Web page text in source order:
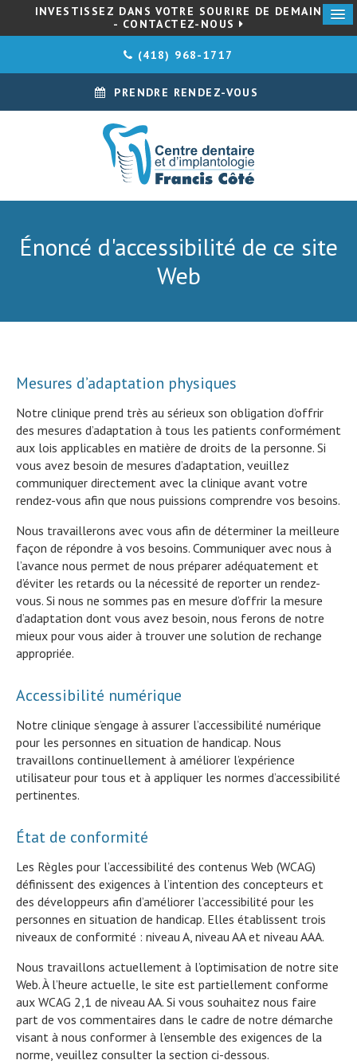
INVESTISSEZ DANS VOTRE SOURIRE DE DEMAIN
- CONTACTEZ-NOUS
(418) 968-1717
PRENDRE RENDEZ-VOUS
Énoncé d'accessibilité de ce site
Web
Mesures d’adaptation physiques
Notre clinique prend très au sérieux son obligation d’offrir
des mesures d’adaptation à tous les patients conformément
aux lois applicables en matière de droits de la personne. Si
vous avez besoin de mesures d’adaptation, veuillez
communiquer directement avec la clinique avant votre
rendez-vous afin que nous puissions comprendre vos besoins.
Nous travaillerons avec vous afin de déterminer la meilleure
façon de répondre à vos besoins. Communiquer avec nous à
l’avance nous permet de nous préparer adéquatement et
d’éviter les retards ou la nécessité de reporter un rendez-
vous. Si nous ne sommes pas en mesure d’offrir la mesure
d’adaptation dont vous avez besoin, nous ferons de notre
mieux pour vous aider à trouver une solution de rechange
appropriée.
Accessibilité numérique
Notre clinique s’engage à assurer l’accessibilité numérique
pour les personnes en situation de handicap. Nous
travaillons continuellement à améliorer l’expérience
utilisateur pour tous et à appliquer les normes d’accessibilité
pertinentes.
État de conformité
Les Règles pour l’accessibilité des contenus Web (WCAG)
définissent des exigences à l’intention des concepteurs et
des développeurs afin d’améliorer l’accessibilité pour les
personnes en situation de handicap. Elles établissent trois
niveaux de conformité : niveau A, niveau AA et niveau AAA.
Nous travaillons actuellement à l’optimisation de notre site
Web. À l’heure actuelle, le site est partiellement conforme
aux WCAG 2,1 de niveau AA. Si vous souhaitez nous faire
part de vos commentaires dans le cadre de notre démarche
visant à nous conformer à l’ensemble des exigences de la
norme, veuillez consulter la section ci-dessous.